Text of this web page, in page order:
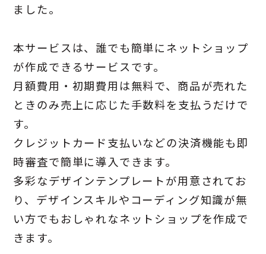
ました。
本サービスは、誰でも簡単にネットショップ
が作成できるサービスです。
月額費用・初期費用は無料で、商品が売れた
ときのみ売上に応じた手数料を支払うだけで
す。
クレジットカード支払いなどの決済機能も即
時審査で簡単に導入できます。
多彩なデザインテンプレートが用意されてお
り、デザインスキルやコーディング知識が無
い方でもおしゃれなネットショップを作成で
きます。